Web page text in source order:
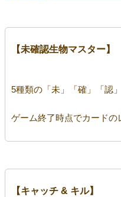
【未確認生物マスター】
5種類の「未」「確」「認
ゲーム終了時点でカードの
【キャッチ & キル】